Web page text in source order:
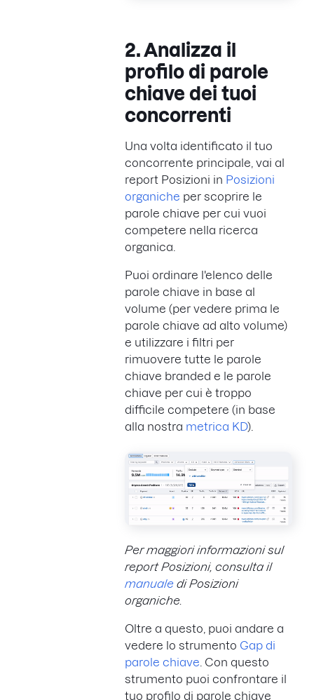
2. Analizza il
profilo di parole
chiave dei tuoi
concorrenti
Una volta identificato il tuo
concorrente principale, vai al
report Posizioni in Posizioni
organiche per scoprire le
parole chiave per cui vuoi
competere nella ricerca
organica.
Puoi ordinare l'elenco delle
parole chiave in base al
volume (per vedere prima le
parole chiave ad alto volume)
e utilizzare i filtri per
rimuovere tutte le parole
chiave branded e le parole
chiave per cui è troppo
difficile competere (in base
alla nostra metrica KD).
Per maggiori informazioni sul
report Posizioni, consulta il
manuale di Posizioni
organiche.
Oltre a questo, puoi andare a
vedere lo strumento Gap di
parole chiave . Con questo
strumento puoi confrontare il
tuo profilo di parole chiave